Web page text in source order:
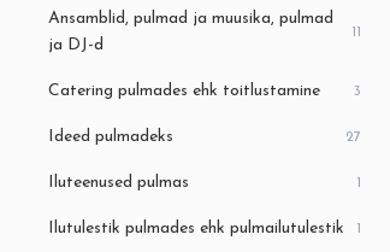
Ansamblid, pulmad ja muusika, pulmad
ja DJ-d
11
Catering pulmades ehk toitlustamine 3
Ideed pulmadeks 27
Iluteenused pulmas 1
Ilutulestik pulmades ehk pulmailutulestik 1